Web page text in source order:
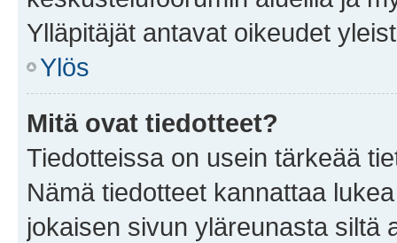
Ylläpitäjät antavat oikeudet
Ylös
Mitä ovat tiedotteet?
Tiedotteissa on usein tärkeää
Nämä tiedotteet kannattaa
jokaisen sivun yläreunasta siltä